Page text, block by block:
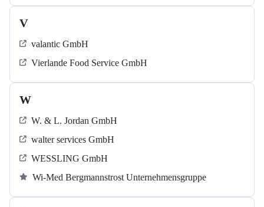
V
valantic GmbH
Vierlande Food Service GmbH
W
W. & L. Jordan GmbH
walter services GmbH
WESSLING GmbH
Wi-Med Bergmannstrost Unternehmensgruppe